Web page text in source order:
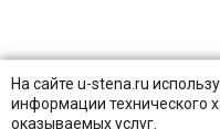
На сайте u-stena.ru
информации технического
оказываемых услуг.